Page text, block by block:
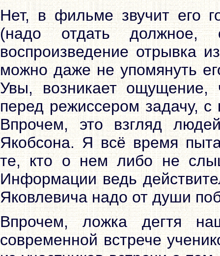
Нет, в фильме звучит его
(надо отдать должное,
воспроизведение отрывка
можно даже не упомянуть
Увы, возникает ощущение,
перед режиссером задачу,
Впрочем, это взгляд
Якобсона. Я всё время
те, кто о нем либо не
Информации ведь
Яковлевича надо от души
Впрочем, ложка дегтя
современной встрече